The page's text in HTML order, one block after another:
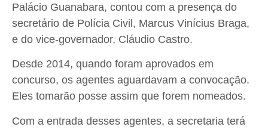
Palácio Guanabara, contou com a presença do
secretário de Polícia Civil, Marcus Vinícius Braga,
e do vice-governador, Cláudio Castro.
Desde 2014, quando foram aprovados em
concurso, os agentes aguardavam a convocação.
Eles tomarão posse assim que forem nomeados.
Com a entrada desses agentes, a secretaria terá